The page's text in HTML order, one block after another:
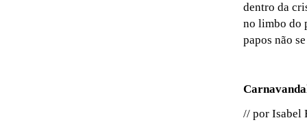
dentro da
no limbo do
papos não
// por Isabel